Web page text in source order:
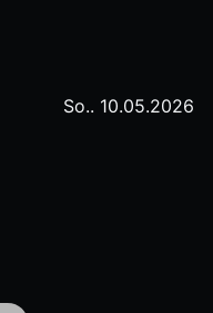
So.. 10.05.2026